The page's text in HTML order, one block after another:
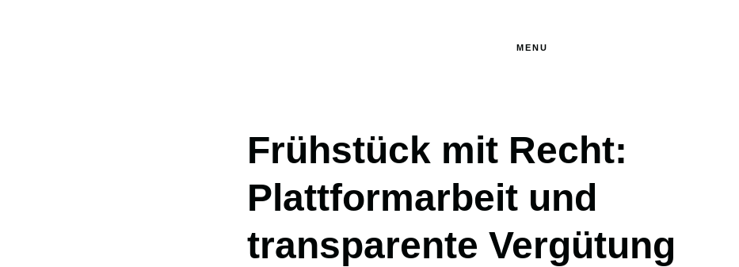
MENU
Frühstück mit Recht:
Plattformarbeit und
transparente Vergütung